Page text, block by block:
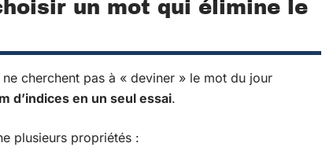
un mot qui élimine le
cherchent pas à « deviner » le mot du jour
d’indices en un seul essai.
plusieurs propriétés :